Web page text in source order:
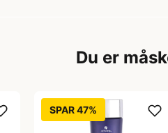
Du er
SPAR 47%